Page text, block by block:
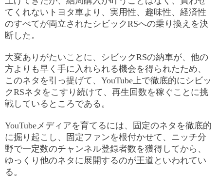
てくれないトヨタ車より、実用性、趣味性、経済性
のすべてが両立されたシビックRSへの乗り換えを決
断した。
大変ありがたいことに、シビックRSの納車が、他の
方よりも早く手に入れられる機会を得られたため、
このネタを引っ提げて、YouTube上で徹底的にシビッ
クRSネタをこすり続けて、再生回数を稼ぐことに挑
戦しているところである。
YouTubeメディアを育てるには、固定のネタを徹底的
に掘り起こし、固定ファンを根付かせて、ニッチ分
野で一定数のチャンネル登録者数を獲得してから、
ゆっくり他のネタに展開するのが王道といわれてい
る。